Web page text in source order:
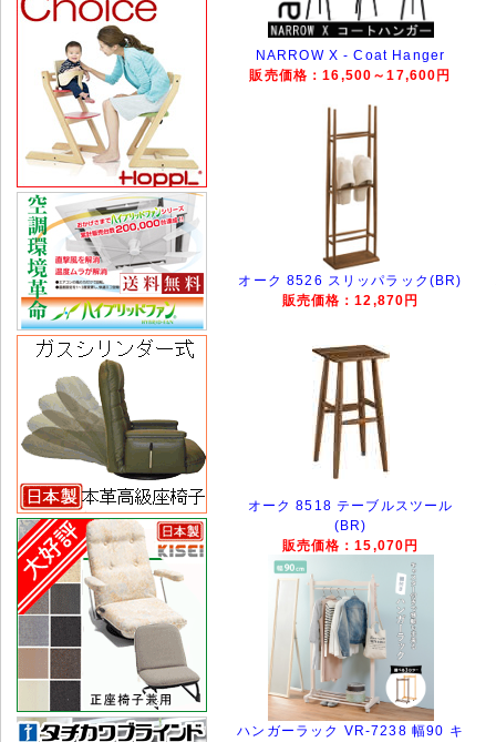
NARROW X - Coat Hanger
販売価格：16,500～17,600円
オーク 8526 スリッパラック(BR)
販売価格：12,870円
オーク 8518 テーブルスツール
(BR)
販売価格：15,070円
ハンガーラック VR-7238 幅90 キ